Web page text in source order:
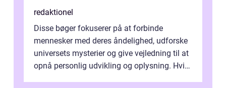
redaktionel
Disse bøger fokuserer på at forbinde
mennesker med deres åndelighed, udforske
universets mysterier og give vejledning til at
opnå personlig udvikling og oplysning. Hvis